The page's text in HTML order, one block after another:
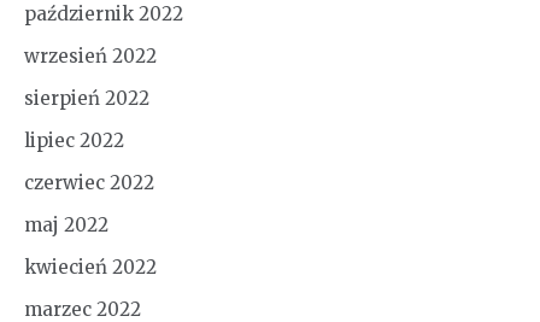
październik 2022
wrzesień 2022
sierpień 2022
lipiec 2022
czerwiec 2022
maj 2022
kwiecień 2022
marzec 2022